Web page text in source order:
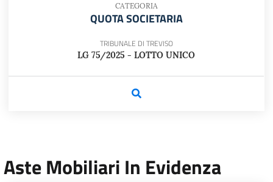
CATEGORIA
QUOTA SOCIETARIA
TRIBUNALE DI TREVISO
LG 75/2025 - LOTTO UNICO
Aste Mobiliari In Evidenza